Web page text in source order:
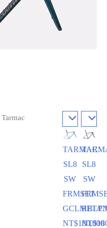
TARMAC
SL8
SW
FRMSET
GCLMET/
NT$180,000
SL8
SW
NT$
Tarmac